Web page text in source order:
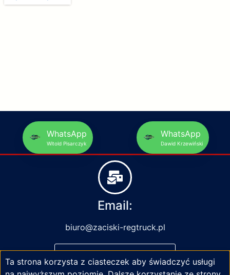
WhatsApp
Witold Pisarczyk
WhatsApp
Dawid Krzewiński
Email:
biuro@zaciski-regtruck.pl
NAPISZ DO NAS
Ta strona korzysta z ciasteczek aby świadczyć usługi